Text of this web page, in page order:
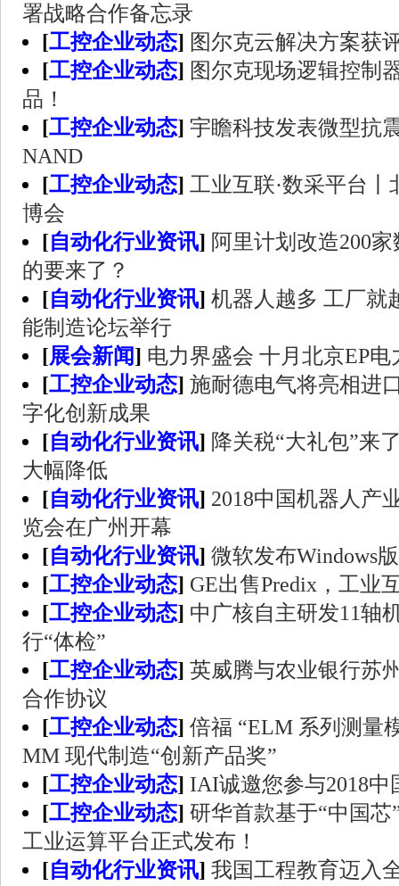
署战略合作备忘录
[工控企业动态] 图尔克云解决方案获
[工控企业动态] 图尔克现场逻辑控制
品！
[工控企业动态] 宇瞻科技发表微型抗
NAND
[工控企业动态] 工业互联·数采平台
博会
[自动化行业资讯] 阿里计划改造200
的要来了？
[自动化行业资讯] 机器人越多 工厂就
能制造论坛举行
[展会新闻] 电力界盛会 十月北京EP电
[工控企业动态] 施耐德电气将亮相进
字化创新成果
[自动化行业资讯] 降关税“大礼包”来
大幅降低
[自动化行业资讯] 2018中国机器人产
览会在广州开幕
[自动化行业资讯] 微软发布Windows
[工控企业动态] GE出售Predix，工业
[工控企业动态] 中广核自主研发11轴
行“体检”
[工控企业动态] 英威腾与农业银行苏
合作协议
[工控企业动态] 倍福 “ELM 系列测量
MM 现代制造“创新产品奖”
[工控企业动态] IAI诚邀您参与2018
[工控企业动态] 研华首款基于“中国
工业运算平台正式发布！
[自动化行业资讯] 我国工程教育迈入